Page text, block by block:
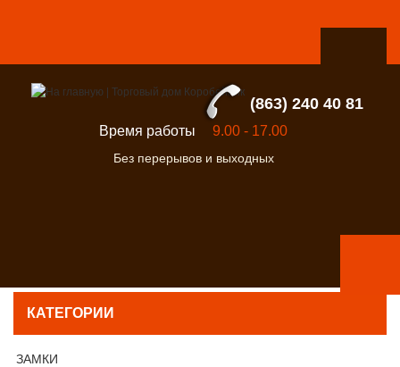
(863) 240 40 81
Время работы 9.00 - 17.00
Без перерывов и выходных
КАТЕГОРИИ
ЗАМКИ